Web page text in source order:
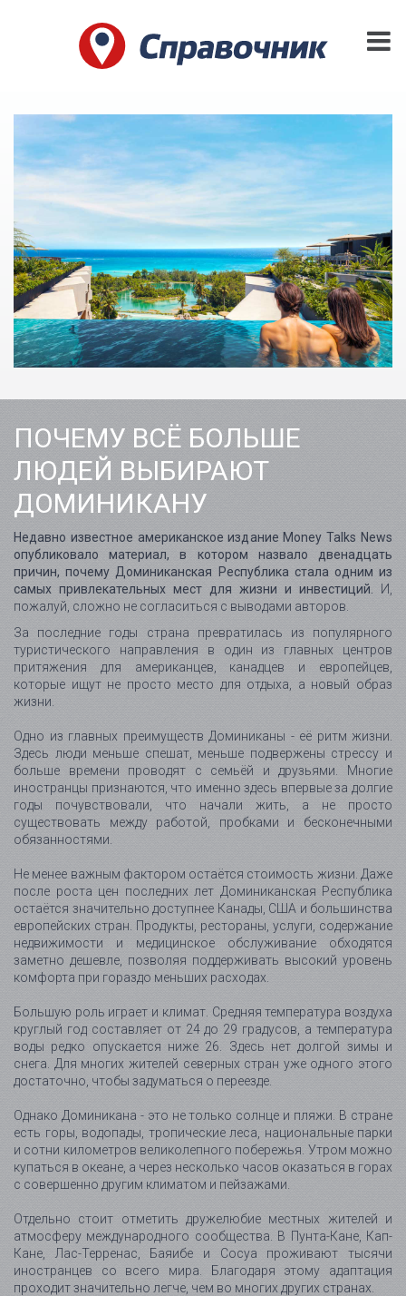
ПОЧЕМУ ВСЁ БОЛЬШЕ
ЛЮДЕЙ ВЫБИРАЮТ
ДОМИНИКАНУ
Недавно известное американское издание Money Talks News
опубликовало материал, в котором назвало двенадцать
причин, почему Доминиканская Республика стала одним из
самых привлекательных мест для жизни и инвестиций.
И,
пожалуй, сложно не согласиться с выводами авторов.
За последние годы страна превратилась из популярного
туристического направления в один из главных центров
притяжения для американцев, канадцев и европейцев,
которые ищут не просто место для отдыха, а новый образ
жизни.
Одно из главных преимуществ Доминиканы - её ритм жизни.
Здесь люди меньше спешат, меньше подвержены стрессу и
больше времени проводят с семьёй и друзьями. Многие
иностранцы признаются, что именно здесь впервые за долгие
годы почувствовали, что начали жить, а не просто
существовать между работой, пробками и бесконечными
обязанностями.
Не менее важным фактором остаётся стоимость жизни. Даже
после роста цен последних лет Доминиканская Республика
остаётся значительно доступнее Канады, США и большинства
европейских стран. Продукты, рестораны, услуги, содержание
недвижимости и медицинское обслуживание обходятся
заметно дешевле, позволяя поддерживать высокий уровень
комфорта при гораздо меньших расходах.
Большую роль играет и климат. Средняя температура воздуха
круглый год составляет от 24 до 29 градусов, а температура
воды редко опускается ниже 26. Здесь нет долгой зимы и
снега. Для многих жителей северных стран уже одного этого
достаточно, чтобы задуматься о переезде.
Однако Доминикана - это не только солнце и пляжи. В стране
есть горы, водопады, тропические леса, национальные парки
и сотни километров великолепного побережья. Утром можно
купаться в океане, а через несколько часов оказаться в горах
с совершенно другим климатом и пейзажами.
Отдельно стоит отметить дружелюбие местных жителей и
атмосферу международного сообщества. В Пунта-Кане, Кап-
Кане, Лас-Терренас, Баяибе и Сосуа проживают тысячи
иностранцев со всего мира. Благодаря этому адаптация
проходит значительно легче, чем во многих других странах.